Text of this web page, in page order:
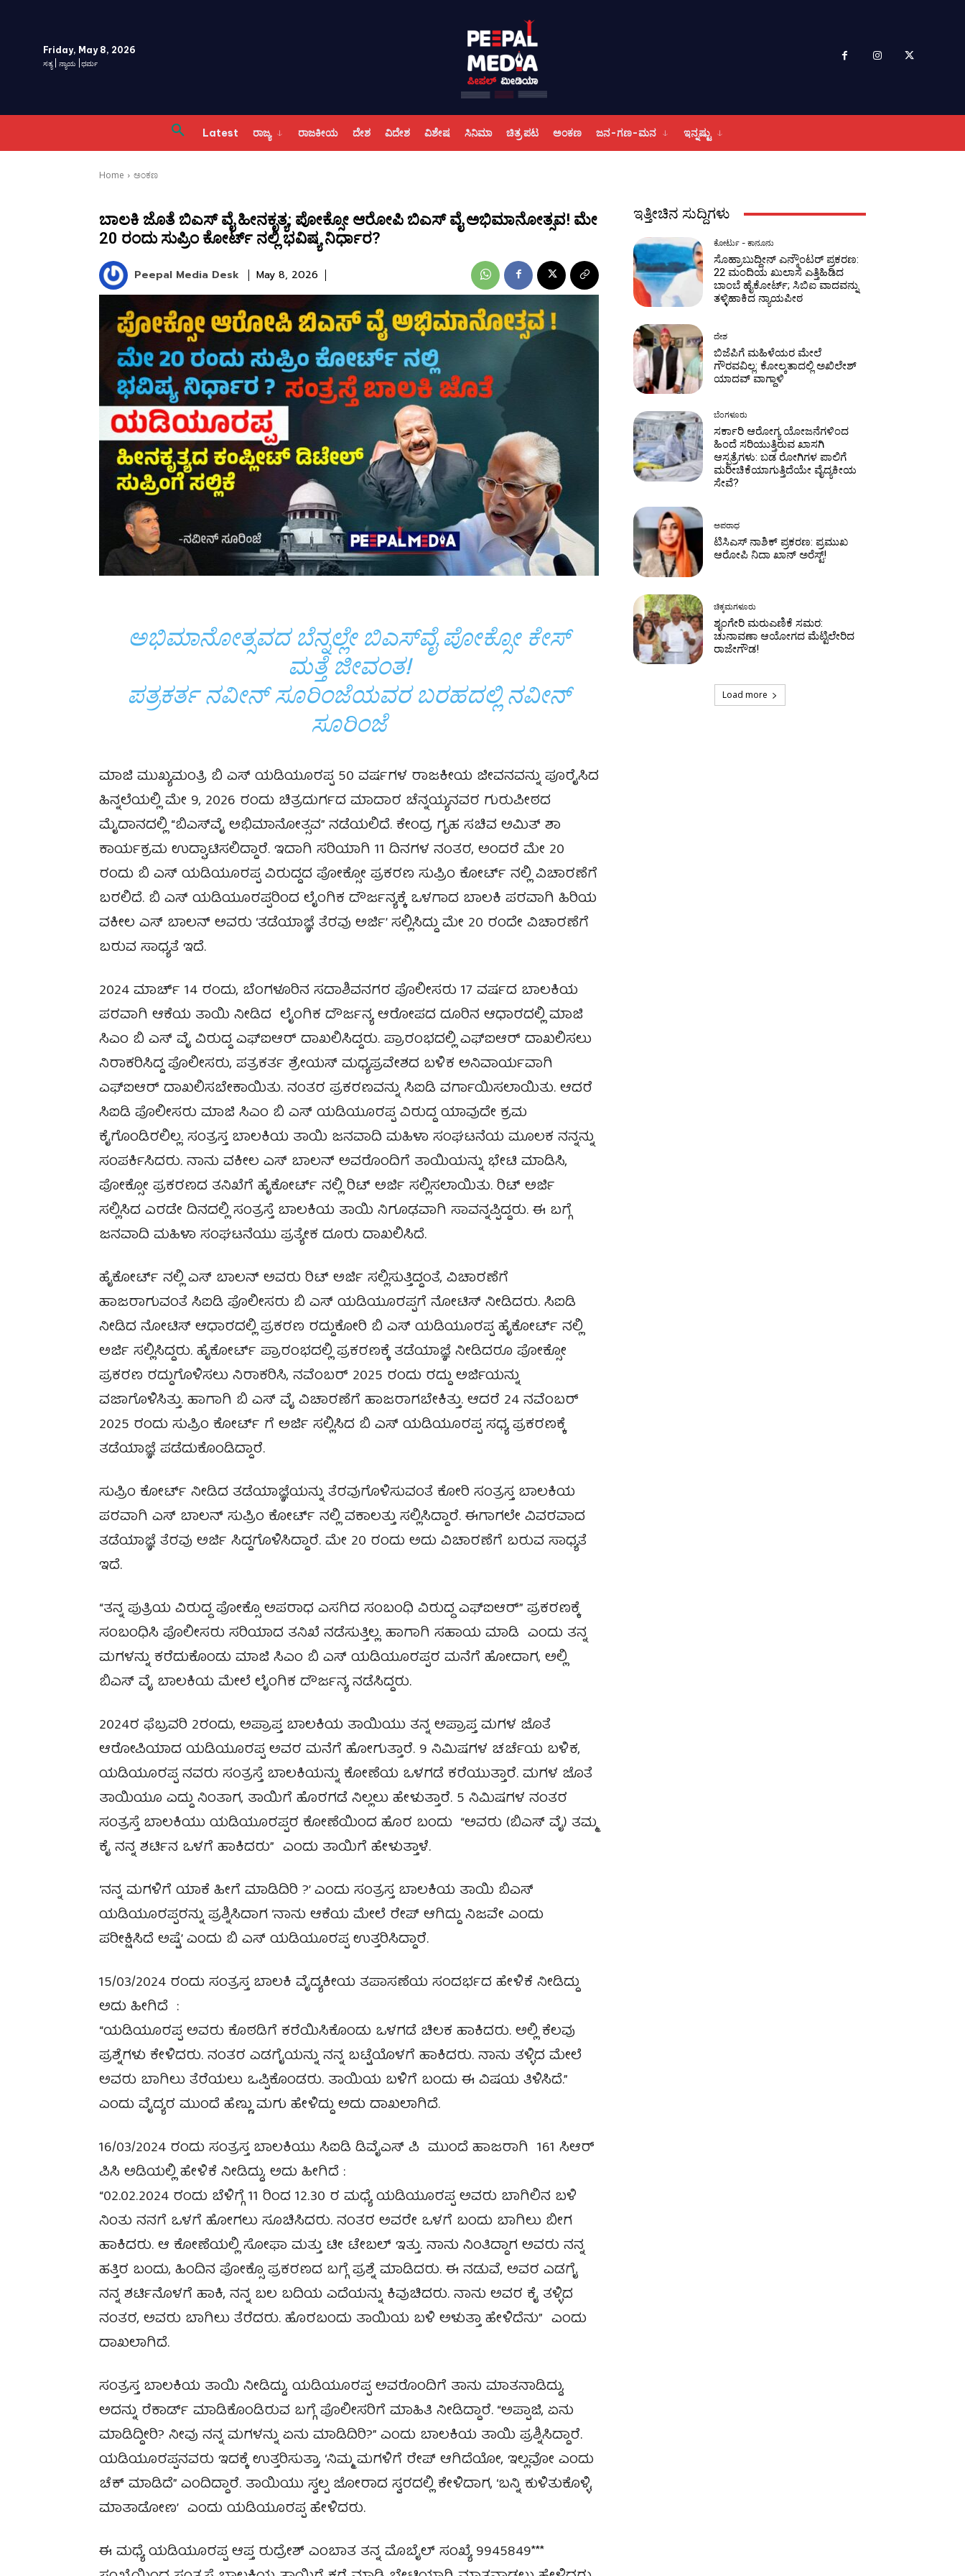
Friday, May 8, 2026
ಸತ್ಯ | ನ್ಯಾಯ |ಧರ್ಮ
Latest ರಾಜ್ಯ ರಾಜಕೀಯ ದೇಶ ವಿದೇಶ ವಿಶೇಷ ಸಿನಿಮಾ ಚಿತ್ರ ಪಟ ಅಂಕಣ ಜನ-ಗಣ-ಮನ ಇನ್ನಷ್ಟು
Home ಅಂಕಣ
ಬಾಲಕಿ ಜೊತೆ ಬಿಎಸ್ ವೈ ಹೀನಕೃತ್ಯ; ಪೋಕ್ಸೋ ಆರೋಪಿ ಬಿಎಸ್ ವೈ ಅಭಿಮಾನೋತ್ಸವ! ಮೇ
20 ರಂದು ಸುಪ್ರಿಂ ಕೋರ್ಟ್ ನಲ್ಲಿ ಭವಿಷ್ಯ ನಿರ್ಧಾರ?
Peepal Media Desk May 8, 2026
ಅಭಿಮಾನೋತ್ಸವದ ಬೆನ್ನಲ್ಲೇ ಬಿಎಸ್‌ವೈ ಪೋಕ್ಸೋ ಕೇಸ್
ಮತ್ತೆ ಜೀವಂತ!
ಪತ್ರಕರ್ತ ನವೀನ್ ಸೂರಿಂಜೆಯವರ ಬರಹದಲ್ಲಿ ನವೀನ್
ಸೂರಿಂಜೆ
ಮಾಜಿ ಮುಖ್ಯಮಂತ್ರಿ ಬಿ ಎಸ್ ಯಡಿಯೂರಪ್ಪ 50 ವರ್ಷಗಳ ರಾಜಕೀಯ ಜೀವನವನ್ನು ಪೂರೈಸಿದ
ಹಿನ್ನಲೆಯಲ್ಲಿ ಮೇ 9, 2026 ರಂದು ಚಿತ್ರದುರ್ಗದ ಮಾದಾರ ಚೆನ್ನಯ್ಯನವರ ಗುರುಪೀಠದ
ಮೈದಾನದಲ್ಲಿ “ಬಿಎಸ್‌ವೈ ಅಭಿಮಾನೋತ್ಸವ” ನಡೆಯಲಿದೆ. ಕೇಂದ್ರ ಗೃಹ ಸಚಿವ ಅಮಿತ್ ಶಾ
ಕಾರ್ಯಕ್ರಮ ಉದ್ಘಾಟಿಸಲಿದ್ದಾರೆ. ಇದಾಗಿ ಸರಿಯಾಗಿ 11 ದಿನಗಳ ನಂತರ, ಅಂದರೆ ಮೇ 20
ರಂದು ಬಿ ಎಸ್ ಯಡಿಯೂರಪ್ಪ ವಿರುದ್ದದ ಪೋಕ್ಸೋ ಪ್ರಕರಣ ಸುಪ್ರಿಂ ಕೋರ್ಟ್ ನಲ್ಲಿ ವಿಚಾರಣೆಗೆ
ಬರಲಿದೆ. ಬಿ ಎಸ್ ಯಡಿಯೂರಪ್ಪರಿಂದ ಲೈಂಗಿಕ ದೌರ್ಜನ್ಯಕ್ಕೆ ಒಳಗಾದ ಬಾಲಕಿ ಪರವಾಗಿ ಹಿರಿಯ
ವಕೀಲ ಎಸ್ ಬಾಲನ್ ಅವರು ‘ತಡೆಯಾಜ್ಞೆ ತೆರವು ಅರ್ಜಿ’ ಸಲ್ಲಿಸಿದ್ದು ಮೇ 20 ರಂದೇ ವಿಚಾರಣೆಗೆ
ಬರುವ ಸಾಧ್ಯತೆ ಇದೆ.
2024 ಮಾರ್ಚ್ 14 ರಂದು, ಬೆಂಗಳೂರಿನ ಸದಾಶಿವನಗರ ಪೊಲೀಸರು 17 ವರ್ಷದ ಬಾಲಕಿಯ
ಪರವಾಗಿ ಆಕೆಯ ತಾಯಿ ನೀಡಿದ ಲೈಂಗಿಕ ದೌರ್ಜನ್ಯ ಆರೋಪದ ದೂರಿನ ಆಧಾರದಲ್ಲಿ ಮಾಜಿ
ಸಿಎಂ ಬಿ ಎಸ್ ವೈ ವಿರುದ್ದ ಎಫ್ಐಆರ್ ದಾಖಲಿಸಿದ್ದರು. ಪ್ರಾರಂಭದಲ್ಲಿ ಎಫ್ಐಆರ್ ದಾಖಲಿಸಲು
ನಿರಾಕರಿಸಿದ್ದ ಪೊಲೀಸರು, ಪತ್ರಕರ್ತ ಶ್ರೇಯಸ್ ಮಧ್ಯಪ್ರವೇಶದ ಬಳಿಕ ಅನಿವಾರ್ಯವಾಗಿ
ಎಫ್ಐಆರ್ ದಾಖಲಿಸಬೇಕಾಯಿತು. ನಂತರ ಪ್ರಕರಣವನ್ನು ಸಿಐಡಿ ವರ್ಗಾಯಿಸಲಾಯಿತು. ಆದರೆ
ಸಿಐಡಿ ಪೊಲೀಸರು ಮಾಜಿ ಸಿಎಂ ಬಿ ಎಸ್ ಯಡಿಯೂರಪ್ಪ ವಿರುದ್ದ ಯಾವುದೇ ಕ್ರಮ
ಕೈಗೊಂಡಿರಲಿಲ್ಲ. ಸಂತ್ರಸ್ತ ಬಾಲಕಿಯ ತಾಯಿ ಜನವಾದಿ‌ ಮಹಿಳಾ ಸಂಘಟನೆಯ ಮೂಲಕ ನನ್ನನ್ನು
ಸಂಪರ್ಕಿಸಿದರು. ನಾನು ವಕೀಲ ಎಸ್ ಬಾಲನ್ ಅವರೊಂದಿಗೆ ತಾಯಿಯನ್ನು ಭೇಟಿ ಮಾಡಿಸಿ,
ಪೋಕ್ಸೋ ಪ್ರಕರಣದ ತನಿಖೆಗೆ ಹೈಕೋರ್ಟ್ ನಲ್ಲಿ ರಿಟ್ ಅರ್ಜಿ ಸಲ್ಲಿಸಲಾಯಿತು. ರಿಟ್ ಅರ್ಜಿ
ಸಲ್ಲಿಸಿದ ಎರಡೇ ದಿನದಲ್ಲಿ ಸಂತ್ರಸ್ತೆ ಬಾಲಕಿಯ ತಾಯಿ ನಿಗೂಢವಾಗಿ ಸಾವನ್ನಪ್ಪಿದ್ದರು. ಈ ಬಗ್ಗೆ
ಜನವಾದಿ ಮಹಿಳಾ ಸಂಘಟನೆಯು ಪ್ರತ್ಯೇಕ ದೂರು ದಾಖಲಿಸಿದೆ.
ಹೈಕೋರ್ಟ್ ನಲ್ಲಿ ಎಸ್ ಬಾಲನ್ ಅವರು ರಿಟ್ ಅರ್ಜಿ ಸಲ್ಲಿಸುತ್ತಿದ್ದಂತೆ, ವಿಚಾರಣೆಗೆ
ಹಾಜರಾಗುವಂತೆ ಸಿಐಡಿ ಪೊಲೀಸರು ಬಿ ಎಸ್ ಯಡಿಯೂರಪ್ಪಗೆ ನೋಟಿಸ್ ನೀಡಿದರು‌. ಸಿಐಡಿ
ನೀಡಿದ ನೋಟಿಸ್ ಆಧಾರದಲ್ಲಿ ಪ್ರಕರಣ ರದ್ದುಕೋರಿ ಬಿ ಎಸ್ ಯಡಿಯೂರಪ್ಪ ಹೈಕೋರ್ಟ್ ನಲ್ಲಿ
ಅರ್ಜಿ ಸಲ್ಲಿಸಿದ್ದರು. ಹೈಕೋರ್ಟ್ ಪ್ರಾರಂಭದಲ್ಲಿ ಪ್ರಕರಣಕ್ಕೆ ತಡೆಯಾಜ್ಞೆ ನೀಡಿದರೂ ಪೋಕ್ಸೋ
ಪ್ರಕರಣ ರದ್ದುಗೊಳಿಸಲು ನಿರಾಕರಿಸಿ, ನವೆಂಬರ್ 2025 ರಂದು ರದ್ದು ಅರ್ಜಿಯನ್ನು
ವಜಾಗೊಳಿಸಿತ್ತು. ಹಾಗಾಗಿ ಬಿ ಎಸ್ ವೈ ವಿಚಾರಣೆಗೆ ಹಾಜರಾಗಬೇಕಿತ್ತು. ಆದರೆ 24 ನವೆಂಬರ್
2025 ರಂದು ಸುಪ್ರಿಂ ಕೋರ್ಟ್ ಗೆ ಅರ್ಜಿ ಸಲ್ಲಿಸಿದ ಬಿ ಎಸ್ ಯಡಿಯೂರಪ್ಪ ಸಧ್ಯ ಪ್ರಕರಣಕ್ಕೆ
ತಡೆಯಾಜ್ಞೆ ಪಡೆದುಕೊಂಡಿದ್ದಾರೆ.
ಸುಪ್ರಿಂ ಕೋರ್ಟ್ ನೀಡಿದ ತಡೆಯಾಜ್ಞೆಯನ್ನು ತೆರವುಗೊಳಿಸುವಂತೆ ಕೋರಿ ಸಂತ್ರಸ್ತ ಬಾಲಕಿಯ
ಪರವಾಗಿ ಎಸ್ ಬಾಲನ್ ಸುಪ್ರಿಂ‌ ಕೋರ್ಟ್ ನಲ್ಲಿ ವಕಾಲತ್ತು ಸಲ್ಲಿಸಿದ್ದಾರೆ. ಈಗಾಗಲೇ ವಿವರವಾದ
ತಡೆಯಾಜ್ಞೆ ತೆರವು ಅರ್ಜಿ ಸಿದ್ದಗೊಳಿಸಿದ್ದಾರೆ. ಮೇ 20 ರಂದು ಅದು ವಿಚಾರಣೆಗೆ ಬರುವ ಸಾಧ್ಯತೆ
ಇದೆ.
“ತನ್ನ ಪುತ್ರಿಯ ವಿರುದ್ಧ ಪೋಕ್ಸೊ ಅಪರಾಧ ಎಸಗಿದ ಸಂಬಂಧಿ ವಿರುದ್ಧ ಎಫ್‌ಐಆರ್” ಪ್ರಕರಣಕ್ಕೆ
ಸಂಬಂಧಿಸಿ ಪೊಲೀಸರು ಸರಿಯಾದ ತನಿಖೆ ನಡೆಸುತ್ತಿಲ್ಲ. ಹಾಗಾಗಿ ಸಹಾಯ ಮಾಡಿ ಎಂದು ತನ್ನ
ಮಗಳನ್ನು ಕರೆದುಕೊಂಡು ಮಾಜಿ ಸಿಎಂ ಬಿ ಎಸ್ ಯಡಿಯೂರಪ್ಪರ ಮನೆಗೆ ಹೋದಾಗ, ಅಲ್ಲಿ
ಬಿಎಸ್ ವೈ ಬಾಲಕಿಯ ಮೇಲೆ ಲೈಂಗಿಕ ದೌರ್ಜನ್ಯ ನಡೆಸಿದ್ದರು.
2024ರ ಫೆಬ್ರವರಿ 2ರಂದು, ಅಪ್ರಾಪ್ತ ಬಾಲಕಿಯ ತಾಯಿಯು ತನ್ನ ಅಪ್ರಾಪ್ತ ಮಗಳ ಜೊತೆ
ಆರೋಪಿಯಾದ ಯಡಿಯೂರಪ್ಪ ಅವರ ಮನೆಗೆ ಹೋಗುತ್ತಾರೆ. 9 ನಿಮಿಷಗಳ ಚರ್ಚೆಯ ಬಳಿಕ,
ಯಡಿಯೂರಪ್ಪ ನವರು ಸಂತ್ರಸ್ತೆ ಬಾಲಕಿಯನ್ನು ಕೋಣೆಯ ಒಳಗಡೆ ಕರೆಯುತ್ತಾರೆ. ಮಗಳ ಜೊತೆ
ತಾಯಿಯೂ ಎದ್ದು ನಿಂತಾಗ, ತಾಯಿಗೆ ಹೊರಗಡೆ ನಿಲ್ಲಲು ಹೇಳುತ್ತಾರೆ. 5 ನಿಮಿಷಗಳ ನಂತರ
ಸಂತ್ರಸ್ತೆ ಬಾಲಕಿಯು ಯಡಿಯೂರಪ್ಪರ ಕೋಣೆಯಿಂದ ಹೊರ ಬಂದು “ಅವರು (ಬಿಎಸ್ ವೈ) ತಮ್ಮ
ಕೈ ನನ್ನ ಶರ್ಟಿನ ಒಳಗೆ ಹಾಕಿದರು” ಎಂದು ತಾಯಿಗೆ ಹೇಳುತ್ತಾಳೆ.
‘ನನ್ನ ಮಗಳಿಗೆ ಯಾಕೆ ಹೀಗೆ ಮಾಡಿದಿರಿ ?’ ಎಂದು ಸಂತ್ರಸ್ತ ಬಾಲಕಿಯ ತಾಯಿ ಬಿಎಸ್
ಯಡಿಯೂರಪ್ಪರನ್ನು ಪ್ರಶ್ನಿಸಿದಾಗ ‘ನಾನು ಆಕೆಯ ಮೇಲೆ ರೇಪ್ ಆಗಿದ್ದು ನಿಜವೇ ಎಂದು
ಪರೀಕ್ಷಿಸಿದೆ ಅಷ್ಟೆ’ ಎಂದು ಬಿ ಎಸ್ ಯಡಿಯೂರಪ್ಪ ಉತ್ತರಿಸಿದ್ದಾರೆ.
15/03/2024 ರಂದು ಸಂತ್ರಸ್ತ ಬಾಲಕಿ ವೈದ್ಯಕೀಯ ತಪಾಸಣೆಯ ಸಂದರ್ಭದ ಹೇಳಿಕೆ ನೀಡಿದ್ದು
ಅದು ಹೀಗಿದೆ :
“ಯಡಿಯೂರಪ್ಪ ಅವರು ಕೊಠಡಿಗೆ ಕರೆಯಿಸಿಕೊಂಡು ಒಳಗಡೆ ಚಿಲಕ ಹಾಕಿದರು. ಅಲ್ಲಿ ಕೆಲವು
ಪ್ರಶ್ನೆಗಳು ಕೇಳಿದರು. ನಂತರ ಎಡಗೈಯನ್ನು ನನ್ನ ಬಟ್ಟೆಯೊಳಗೆ ಹಾಕಿದರು. ನಾನು ತಳ್ಳಿದ ಮೇಲೆ
ಅವರು ಬಾಗಿಲು ತೆರೆಯಲು ಒಪ್ಪಿಕೊಂಡರು. ತಾಯಿಯ ಬಳಿಗೆ ಬಂದು ಈ ವಿಷಯ ತಿಳಿಸಿದೆ.”
ಎಂದು ವೈದ್ಯರ ಮುಂದೆ ಹೆಣ್ಣು ಮಗು ಹೇಳಿದ್ದು ಅದು ದಾಖಲಾಗಿದೆ.
16/03/2024 ರಂದು ಸಂತ್ರಸ್ತ ಬಾಲಕಿಯು ಸಿಐಡಿ ಡಿವೈಎಸ್ ಪಿ ಮುಂದೆ ಹಾಜರಾಗಿ 161 ಸಿಆರ್
ಪಿಸಿ ಅಡಿಯಲ್ಲಿ ಹೇಳಿಕೆ ನೀಡಿದ್ದು, ಅದು ಹೀಗಿದೆ :
“02.02.2024 ರಂದು ಬೆಳಿಗ್ಗೆ 11 ರಿಂದ 12.30 ರ ಮಧ್ಯೆ ಯಡಿಯೂರಪ್ಪ ಅವರು ಬಾಗಿಲಿನ ಬಳಿ
ನಿಂತು ನನಗೆ ಒಳಗೆ ಹೋಗಲು ಸೂಚಿಸಿದರು. ನಂತರ ಅವರೇ ಒಳಗೆ ಬಂದು ಬಾಗಿಲು ಬೀಗ
ಹಾಕಿದರು. ಆ ಕೋಣೆಯಲ್ಲಿ ಸೋಫಾ ಮತ್ತು ಟೀ ಟೇಬಲ್ ಇತ್ತು. ನಾನು ನಿಂತಿದ್ದಾಗ ಅವರು ನನ್ನ
ಹತ್ತಿರ ಬಂದು, ಹಿಂದಿನ ಪೋಕ್ಸೊ ಪ್ರಕರಣದ ಬಗ್ಗೆ ಪ್ರಶ್ನೆ ಮಾಡಿದರು. ಈ ನಡುವೆ, ಅವರ ಎಡಗೈ
ನನ್ನ ಶರ್ಟಿನೊಳಗೆ ಹಾಕಿ, ನನ್ನ ಬಲ ಬದಿಯ ಎದೆಯನ್ನು ಕಿವುಚಿದರು. ನಾನು ಅವರ ಕೈ ತಳ್ಳಿದ
ನಂತರ, ಅವರು ಬಾಗಿಲು ತೆರೆದರು. ಹೊರಬಂದು ತಾಯಿಯ ಬಳಿ ಅಳುತ್ತಾ ಹೇಳಿದೆನು” ಎಂದು
ದಾಖಲಾಗಿದೆ.
ಸಂತ್ರಸ್ತ ಬಾಲಕಿಯ ತಾಯಿ ನೀಡಿದ್ದು, ಯಡಿಯೂರಪ್ಪ ಅವರೊಂದಿಗೆ ತಾನು ಮಾತನಾಡಿದ್ದು,
ಅದನ್ನು ರೆಕಾರ್ಡ್ ಮಾಡಿಕೊಂಡಿರುವ ಬಗ್ಗೆ ಪೊಲೀಸರಿಗೆ ಮಾಹಿತಿ ನೀಡಿದ್ದಾರೆ. “ಅಪ್ಪಾಜಿ, ಏನು
ಮಾಡಿದ್ದೀರಿ? ನೀವು ನನ್ನ ಮಗಳನ್ನು ಏನು ಮಾಡಿದಿರಿ?” ಎಂದು ಬಾಲಕಿಯ ತಾಯಿ ಪ್ರಶ್ನಿಸಿದ್ದಾರೆ.
ಯಡಿಯೂರಪ್ಪನವರು ಇದಕ್ಕೆ ಉತ್ತರಿಸುತ್ತಾ, ‘ನಿಮ್ಮ ಮಗಳಿಗೆ ರೇಪ್ ಆಗಿದೆಯೋ, ಇಲ್ಲವೋ ಎಂದು
ಚೆಕ್ ಮಾಡಿದೆ” ಎಂದಿದ್ದಾರೆ. ತಾಯಿಯು ಸ್ವಲ್ಪ ಜೋರಾದ ಸ್ವರದಲ್ಲಿ ಕೇಳಿದಾಗ, ‘ಬನ್ನಿ ಕುಳಿತುಕೊಳ್ಳಿ,
ಮಾತಾಡೋಣ’ ಎಂದು ಯಡಿಯೂರಪ್ಪ ಹೇಳಿದರು.
ಈ ಮಧ್ಯೆ ಯಡಿಯೂರಪ್ಪ ಆಪ್ತ ರುದ್ರೇಶ್ ಎಂಬಾತ ತನ್ನ ಮೊಬೈಲ್ ಸಂಖ್ಯೆ 9945849***
ಇತ್ತೀಚಿನ ಸುದ್ದಿಗಳು
ಕೋರ್ಟು - ಕಾನೂನು
ಸೊಹ್ರಾಬುದ್ದೀನ್ ಎನ್ಕೌಂಟರ್ ಪ್ರಕರಣ:
22 ಮಂದಿಯ ಖುಲಾಸೆ ಎತ್ತಿಹಿಡಿದ
ಬಾಂಬೆ ಹೈಕೋರ್ಟ್; ಸಿಬಿಐ ವಾದವನ್ನು
ತಳ್ಳಿಹಾಕಿದ ನ್ಯಾಯಪೀಠ
ದೇಶ
ಬಿಜೆಪಿಗೆ ಮಹಿಳೆಯರ ಮೇಲೆ
ಗೌರವವಿಲ್ಲ: ಕೋಲ್ಕತಾದಲ್ಲಿ ಅಖಿಲೇಶ್
ಯಾದವ್ ವಾಗ್ದಾಳಿ
ಬೆಂಗಳೂರು
ಸರ್ಕಾರಿ ಆರೋಗ್ಯ ಯೋಜನೆಗಳಿಂದ
ಹಿಂದೆ ಸರಿಯುತ್ತಿರುವ ಖಾಸಗಿ
ಆಸ್ಪತ್ರೆಗಳು: ಬಡ ರೋಗಿಗಳ ಪಾಲಿಗೆ
ಮರೀಚಿಕೆಯಾಗುತ್ತಿದೆಯೇ ವೈದ್ಯಕೀಯ
ಸೇವೆ?
ಅಪರಾಧ
ಟಿಸಿಎಸ್ ನಾಶಿಕ್ ಪ್ರಕರಣ: ಪ್ರಮುಖ
ಆರೋಪಿ ನಿದಾ ಖಾನ್ ಅರೆಸ್ಟ್!
ಚಿಕ್ಕಮಗಳೂರು
ಶೃಂಗೇರಿ ಮರುಎಣಿಕೆ ಸಮರ:
ಚುನಾವಣಾ ಆಯೋಗದ ಮೆಟ್ಟಿಲೇರಿದ
ರಾಜೇಗೌಡ!
Load more